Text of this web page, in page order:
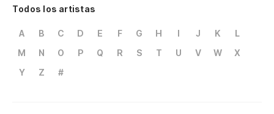
Todos los artistas
A B C D E F G H I J K
L
M
N O P Q R S T U V W
X
Y
Z #